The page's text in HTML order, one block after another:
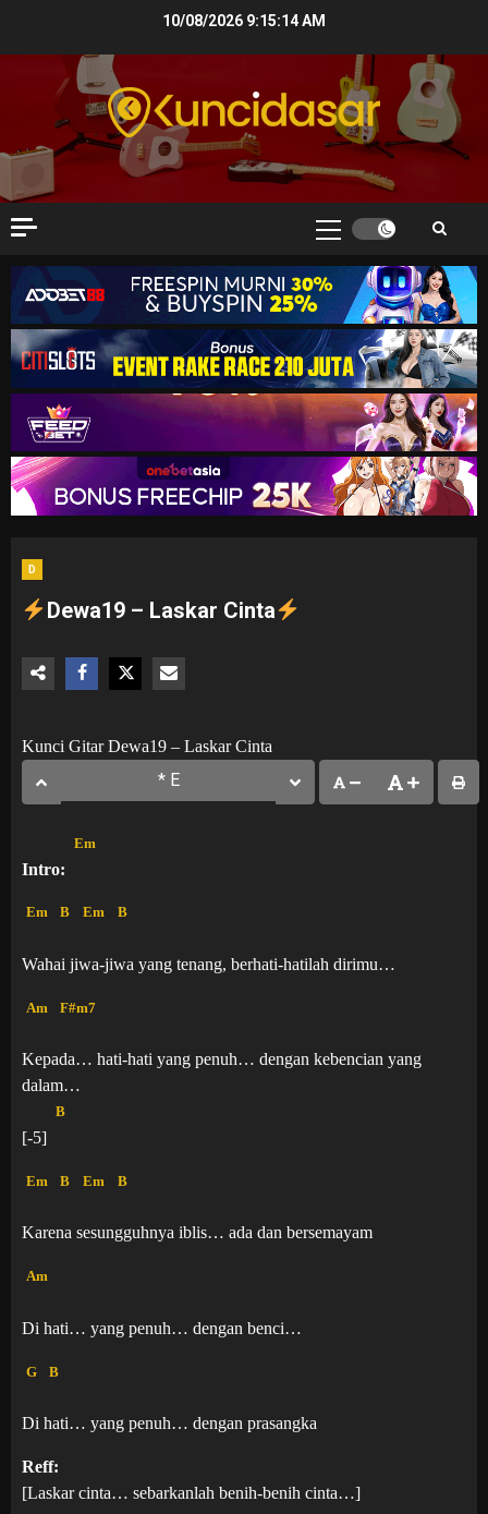
10/08/2026 9:15:14 AM
Primary
D
Dewa19 – Laskar Cinta
Kunci Gitar Dewa19 – Laskar Cinta
Intro:
Em
Em B Em B
Wahai jiwa-jiwa yang tenang, berhati-hatilah dirimu…
Am F#m7
Kepada… hati-hati yang penuh… dengan kebencian yang
dalam…
[-5]
B
Em B Em B
Karena sesungguhnya iblis… ada dan bersemayam
Am
Di hati… yang penuh… dengan benci…
G B
Di hati… yang penuh… dengan prasangka
Reff:
[Laskar cinta… sebarkanlah benih-benih cinta…]